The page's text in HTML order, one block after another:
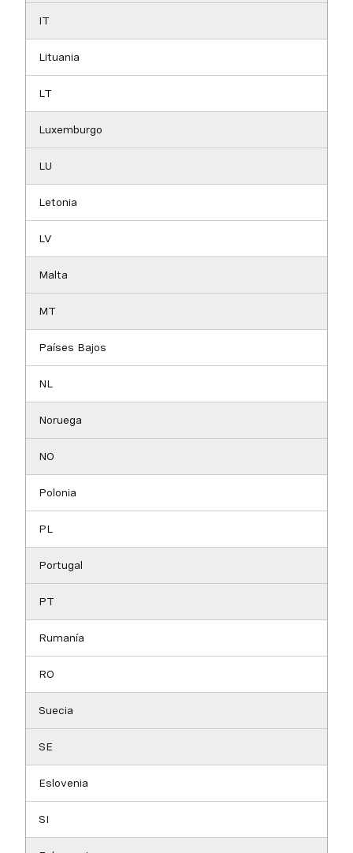
IT
Lituania
LT
Luxemburgo
LU
Letonia
LV
Malta
MT
Países Bajos
NL
Noruega
NO
Polonia
PL
Portugal
PT
Rumanía
RO
Suecia
SE
Eslovenia
SI